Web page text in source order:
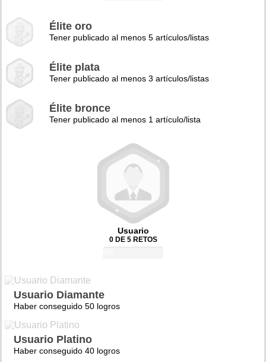
Élite oro
Tener publicado al menos 5 artículos/listas
Élite plata
Tener publicado al menos 3 artículos/listas
Élite bronce
Tener publicado al menos 1 artículo/lista
Usuario
0 DE 5 RETOS
Usuario Diamante
Haber conseguido 50 logros
Usuario Platino
Haber conseguido 40 logros